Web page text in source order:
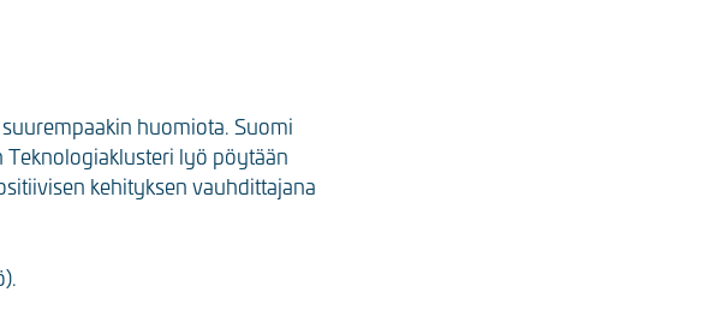
huomiota. Suomi
Teknologiaklusteri lyö pöytään
kehityksen vauhdittajana